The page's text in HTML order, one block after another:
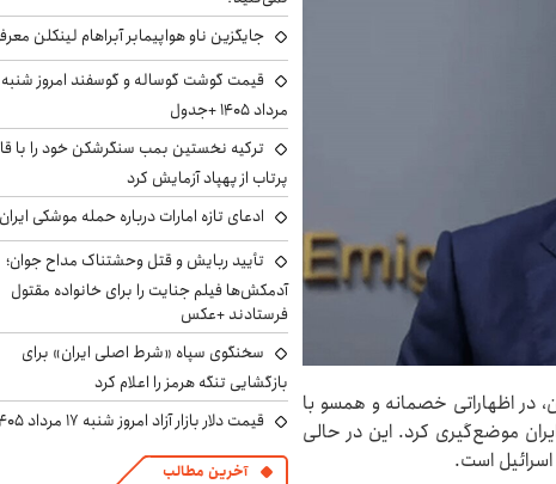
اظهاراتی خصمانه و همسو با
موضع‌گیری کرد. این در حالی
است.
جایگزین ناو هواپیمابر آبراهام لینکلن
مرداد ۱۴۰۵ +جدول
ترکیه نخستین بمب سنگرشکن خود را با
پرتاب از پهپاد آزمایش کرد
ادعای تازه امارات درباره حمله موشکی ایران
تأیید ربایش و قتل وحشتناک مداح جوان؛
آدمکش‌ها فیلم جنایت را برای خانواده مقتول
فرستادند +عکس
سخنگوی سپاه «شرط اصلی ایران» برای
بازگشایی تنگه هرمز را اعلام کرد
قیمت دلار بازار آزاد امروز شنبه ۱۷ مرداد ۱۴۰۵
آخرین مطالب